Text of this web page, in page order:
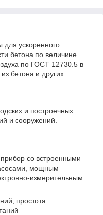
ускоренного
бетона по величине
по ГОСТ 12730.5 в
бетона и других
и построечных
и сооружений.
со встроенными
мощным
измерительным
простота